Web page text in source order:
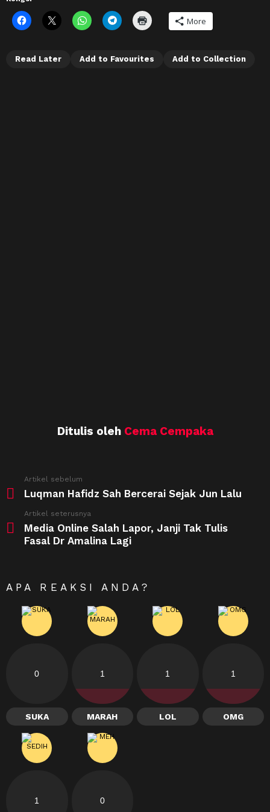
More
Read Later Add to Favourites Add to Collection
Ditulis oleh Cema Cempaka
more
Artikel sebelum
Luqman Hafidz Sah Bercerai Sejak Jun Lalu
Artikel seterusnya
Media Online Salah Lapor, Janji Tak Tulis
Fasal Dr Amalina Lagi
APA REAKSI ANDA?
0
SUKA
1
MARAH
1
LOL
1
OMG
1 0